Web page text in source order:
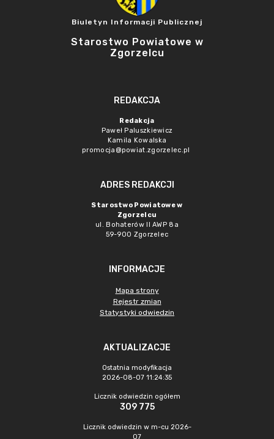
Biuletyn Informacji Publicznej
Starostwo Powiatowe w
Zgorzelcu
REDAKCJA
Redakcja
Paweł Paluszkiewicz
Kamila Kowalska
promocja@powiat.zgorzelec.pl
ADRES REDAKCJI
Starostwo Powiatowe w
Zgorzelcu
ul. Bohaterów II AWP 8a
59-900 Zgorzelec
INFORMACJE
Mapa strony
Rejestr zmian
Statystyki odwiedzin
AKTUALIZACJE
Ostatnia modyfikacja
2026-08-07 11:24:35
Licznik odwiedzin ogółem
309 775
Licznik odwiedzin w m-cu 2026-
07